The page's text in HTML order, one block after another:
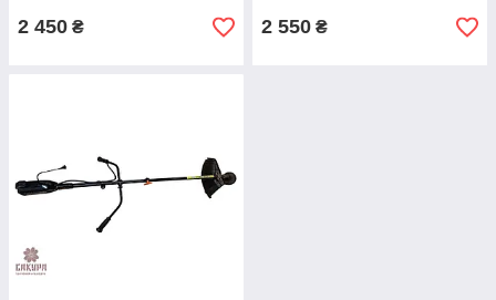
2 450 ₴ 2 550 ₴